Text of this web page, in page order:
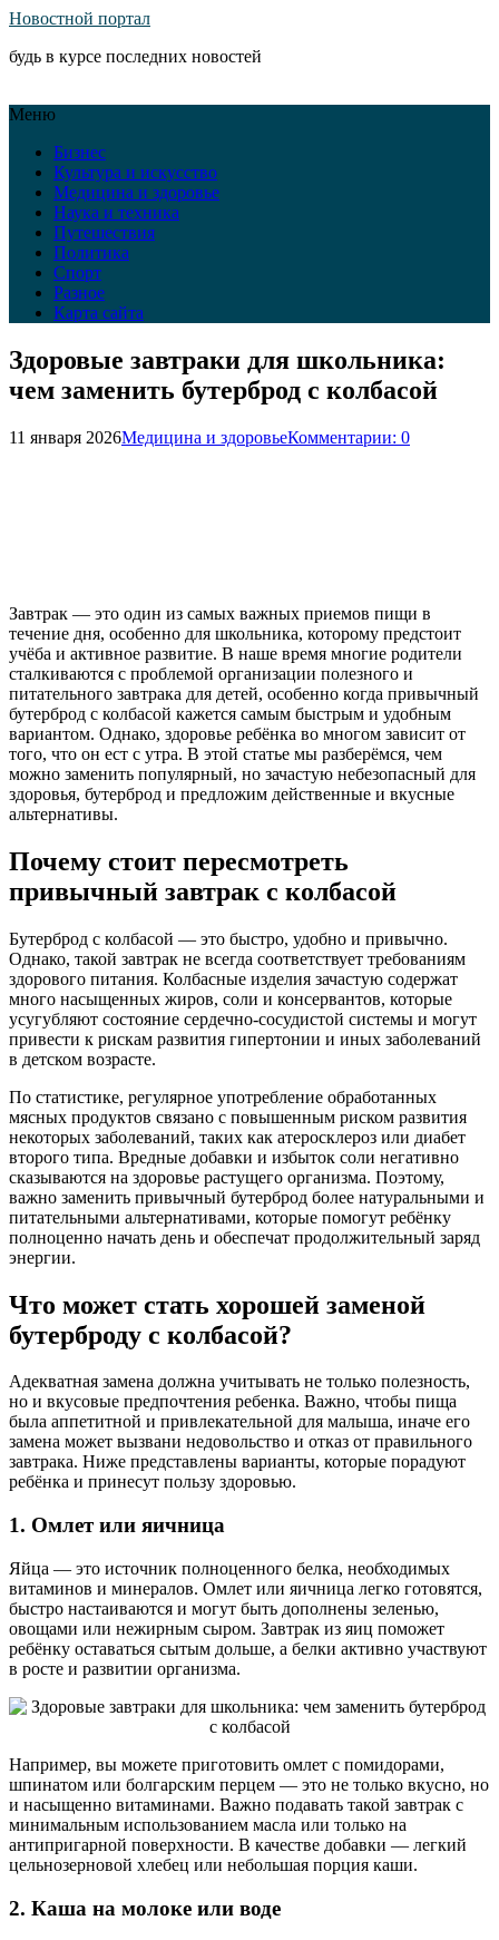
Новостной портал
будь в курсе последних новостей
Меню
Бизнес
Культура и искусство
Медицина и здоровье
Наука и техника
Путешествия
Политика
Спорт
Разное
Карта сайта
Здоровые завтраки для школьника:
чем заменить бутерброд с колбасой
11 января 2026Медицина и здоровьеКомментарии: 0
Завтрак — это один из самых важных приемов пищи в
течение дня, особенно для школьника, которому предстоит
учёба и активное развитие. В наше время многие родители
сталкиваются с проблемой организации полезного и
питательного завтрака для детей, особенно когда привычный
бутерброд с колбасой кажется самым быстрым и удобным
вариантом. Однако, здоровье ребёнка во многом зависит от
того, что он ест с утра. В этой статье мы разберёмся, чем
можно заменить популярный, но зачастую небезопасный для
здоровья, бутерброд и предложим действенные и вкусные
альтернативы.
Почему стоит пересмотреть
привычный завтрак с колбасой
Бутерброд с колбасой — это быстро, удобно и привычно.
Однако, такой завтрак не всегда соответствует требованиям
здорового питания. Колбасные изделия зачастую содержат
много насыщенных жиров, соли и консервантов, которые
усугубляют состояние сердечно-сосудистой системы и могут
привести к рискам развития гипертонии и иных заболеваний
в детском возрасте.
По статистике, регулярное употребление обработанных
мясных продуктов связано с повышенным риском развития
некоторых заболеваний, таких как атеросклероз или диабет
второго типа. Вредные добавки и избыток соли негативно
сказываются на здоровье растущего организма. Поэтому,
важно заменить привычный бутерброд более натуральными и
питательными альтернативами, которые помогут ребёнку
полноценно начать день и обеспечат продолжительный заряд
энергии.
Что может стать хорошей заменой
бутерброду с колбасой?
Адекватная замена должна учитывать не только полезность,
но и вкусовые предпочтения ребенка. Важно, чтобы пища
была аппетитной и привлекательной для малыша, иначе его
замена может вызвани недовольство и отказ от правильного
завтрака. Ниже представлены варианты, которые порадуют
ребёнка и принесут пользу здоровью.
1. Омлет или яичница
Яйца — это источник полноценного белка, необходимых
витаминов и минералов. Омлет или яичница легко готовятся,
быстро настаиваются и могут быть дополнены зеленью,
овощами или нежирным сыром. Завтрак из яиц поможет
ребёнку оставаться сытым дольше, а белки активно участвуют
в росте и развитии организма.
Например, вы можете приготовить омлет с помидорами,
шпинатом или болгарским перцем — это не только вкусно, но
и насыщенно витаминами. Важно подавать такой завтрак с
минимальным использованием масла или только на
антипригарной поверхности. В качестве добавки — легкий
цельнозерновой хлебец или небольшая порция каши.
2. Каша на молоке или воде